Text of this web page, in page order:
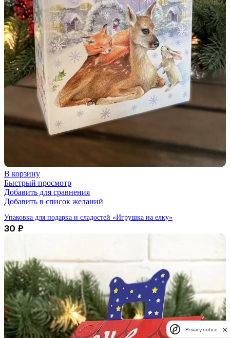
В корзину
Быстрый просмотр
Добавить для сравнения
Добавить в список желаний
Упаковка для подарка и сладостей «Игрушка на елку»
30 ₽
Privacy notice